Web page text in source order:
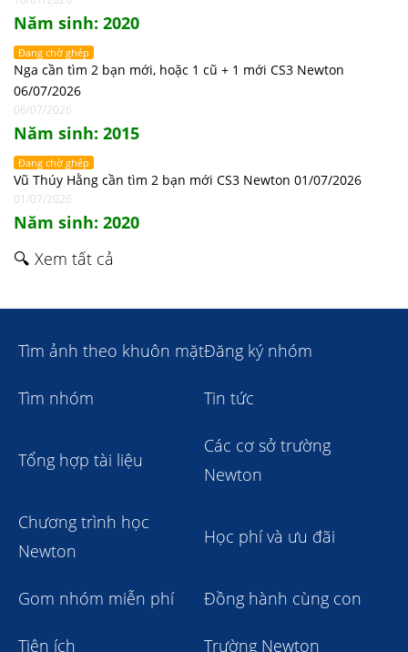
Năm sinh: 2020
Đang chờ ghép
Nga cần tìm 2 bạn mới, hoặc 1 cũ + 1 mới CS3 Newton
06/07/2026
06/07/2026
Năm sinh: 2015
Đang chờ ghép
Vũ Thúy Hằng cần tìm 2 bạn mới CS3 Newton 01/07/2026
01/07/2026
Năm sinh: 2020
🔍 Xem tất cả
Tìm ảnh theo khuôn mặtĐăng ký nhóm
Tìm nhóm Tin tức
Tổng hợp tài liệu
Các cơ sở trường
Newton
Chương trình học
Newton
Học phí và ưu đãi
Gom nhóm miễn phí Đồng hành cùng con
Tiện ích Trường Newton